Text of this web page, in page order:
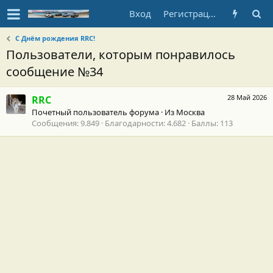
Вход Регистрация
С Днём рождения RRC!
Пользователи, которым понравилось
сообщение №34
28 Май 2026
RRC
Почетный пользователь форума · Из Москва
Сообщения 9.849 Благодарности 4.682 Баллы 113